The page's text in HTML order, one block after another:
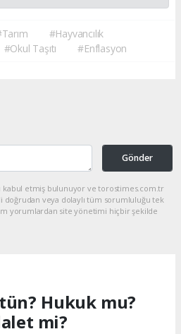
#Hayvancılık
#Okul Taşıtı #Enflasyon
Gönder
kabul etmiş bulunuyor ve torostimes.com.tr
doğrudan veya dolaylı tüm sorumluluğu tek
yorumlardan site yönetimi hiçbir şekilde
Hukuk mu?
mi?